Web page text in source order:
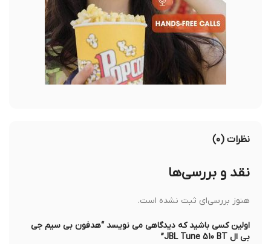
نظرات (۰)
نقد و بررسی‌ها
هنوز بررسی‌ای ثبت نشده است.
اولین کسی باشید که دیدگاهی می نویسد “هدفون بی سیم جی
بی ال JBL Tune 510 BT”